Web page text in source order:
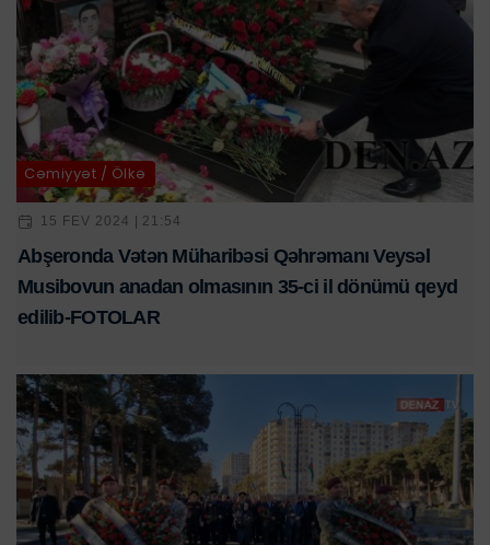
Cəmiyyət / Ölkə
15 FEV 2024 | 21:54
Abşeronda Vətən Müharibəsi Qəhrəmanı Veysəl
Musibovun anadan olmasının 35-ci il dönümü qeyd
edilib-FOTOLAR